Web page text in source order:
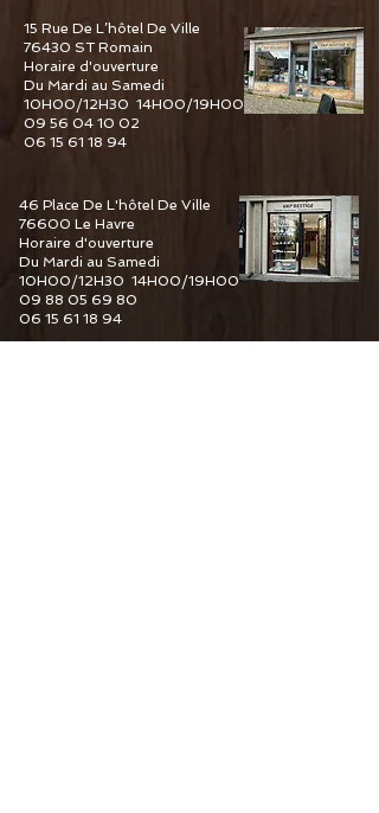
15 Rue De L’hôtel De Ville
76430 ST Romain
Horaire d'ouverture
Du Mardi au Samedi
10H00/12H30 14H00/19H00
09 56 04 10 02
06 15 61 18 94
46 Place De L'hôtel De Ville
76600 Le Havre
Horaire d'ouverture
Du Mardi au Samedi
10H00/12H30 14H00/19H00
09 88 05 69 80
06 15 61 18 94